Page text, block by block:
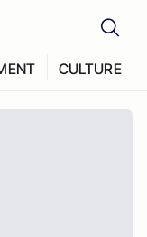
CULTURE